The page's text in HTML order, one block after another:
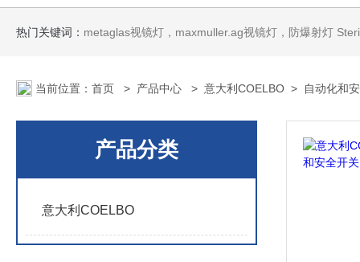
热门关键词： metaglas视镜灯，maxmuller.ag视镜灯，防爆射灯 Steris消毒剂，
当前位置： 首页 > 产品中心 > 意大利COELBO > 自动化和
产品分类
意大利COELBO